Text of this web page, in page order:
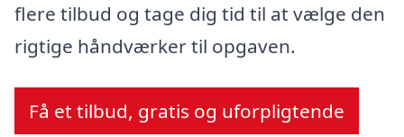
flere tilbud og tage dig tid til at vælge den
rigtige håndværker til opgaven.
Få et tilbud, gratis og uforpligtende